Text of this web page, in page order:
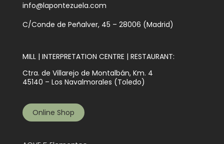
info@lapontezuela.com
C/Conde de Peñalver, 45 – 28006 (Madrid)
MILL | INTERPRETATION CENTRE | RESTAURANT:
Ctra. de Villarejo de Montalbán, Km. 4
45140 – Los Navalmorales (Toledo)
Online Shop